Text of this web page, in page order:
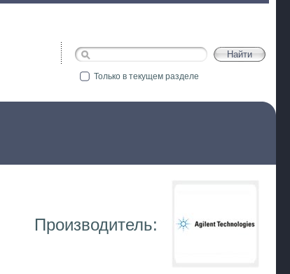
Только в текущем разделе
Производитель: